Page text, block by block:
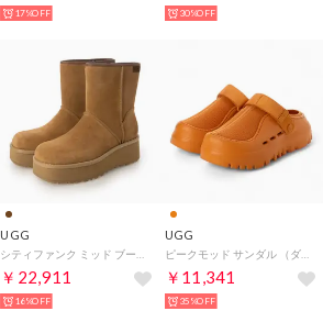
17%OFF 30%OFF
UGG
￥22,911
16%OFF
UGG
ピークモッド サンダル （ダークアプリコット）
￥11,341
35%OFF